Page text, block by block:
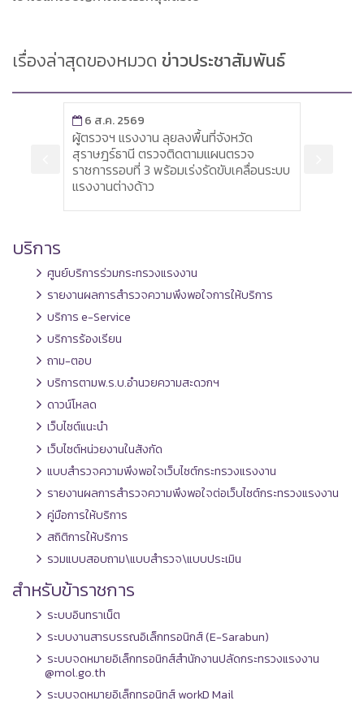
เรื่องล่าสุดของหมวด ข่าวประชาสัมพันธ์
6 ส.ค. 2569
ผู้ตรวจฯ แรงงาน ลุยลงพื้นที่จังหวัด
สุราษฎร์ธานี ตรวจติดตามแผนตรวจ
ราชการรอบที่ 3 พร้อมเร่งรัดขับเคลื่อนระบบ
แรงงานต่างด้าว
บริการ
ศูนย์บริการร่วมกระทรวงแรงงาน
รายงานผลการสำรวจความพึงพอใจการให้บริการ
บริการ e-Service
บริการร้องเรียน
ถาม-ตอบ
บริการตามพ.ร.บ.อำนวยความสะดวกฯ
ดาวน์โหลด
เว็บไซต์แนะนำ
เว็บไซต์หน่วยงานในสังกัด
แบบสำรวจความพึงพอใจเว็บไซต์กระทรวงแรงงาน
รายงานผลการสำรวจความพึงพอใจต่อเว็บไซต์กระทรวงแรงงาน
คู่มือการให้บริการ
สถิติการให้บริการ
รวมแบบสอบถาม\แบบสำรวจ\แบบประเมิน
สำหรับข้าราชการ
ระบบอินทราเน็ต
ระบบงานสารบรรณอิเล็กทรอนิกส์ (E-Sarabun)
ระบบจดหมายอิเล็กทรอนิกส์สำนักงานปลัดกระทรวงแรงงาน
@mol.go.th
ระบบจดหมายอิเล็กทรอนิกส์ workD Mail